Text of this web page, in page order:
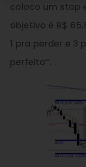
coloco um stop
objetivo é R$
1 pra perder e 3
perfeito”.